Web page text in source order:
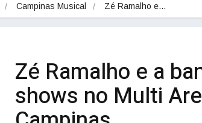
Campinas Musical Zé Ramalho e…
Zé Ramalho e a
shows no Multi